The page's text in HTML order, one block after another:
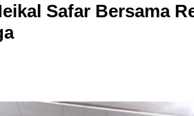
Safar Bersama